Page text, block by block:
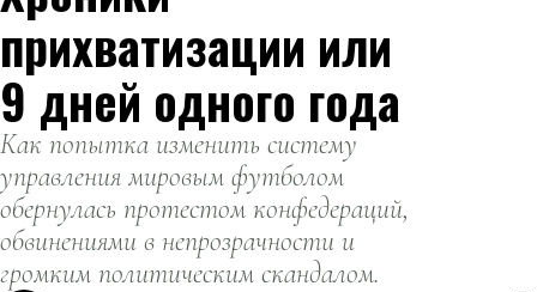
прихватизации или
9 дней одного года
Как попытка изменить систему
управления мировым футболом
обернулась протестом конфедераций,
обвинениями в непрозрачности и
громким политическим скандалом.